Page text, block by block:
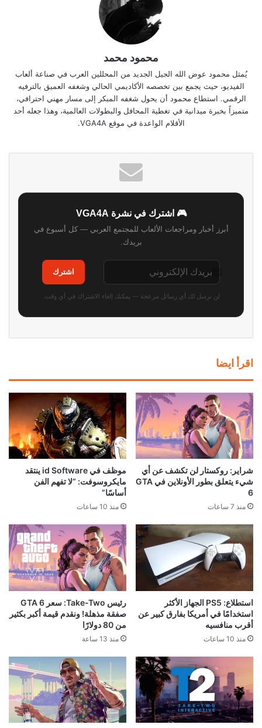
محمود محمد
يُمثل محمود عوض الله الجيل الجديد من المحللين العرب في صناعة ألعاب
الفيديو، حيث يجمع بين تخصصه الأكاديمي الحالي وشغفه العميق بالترفيه
الرقمي. استطاع محمود أن يحول شغفه المبكر إلى مسار مهني احترافي،
متميزاً بخبرة ميدانية في تغطية المحافل والبطولات العالمية، وهذا جعله أحد
الأقلام الواعدة في موقع VGA4A.
🎮 اشترك في نشرة VGA4A
أبرز أخبار ومراجعات الألعاب للمجتمع العربي — كل أسبوع في
بريدك.
اشترك
لن نرسل لك أي رسائل مزعجة — يمكنك إلغاء الاشتراك في أي وقت.
اقرأ ايضا
شراير: روكستار لن تكشف عن أي
شيء يتعلق بطور الأونلاين في GTA
6
منذ 7 ساعات
موظف في id Software ينتقد
مايكروسوفت: “لا تفهم الفن
أساسًا”
منذ 10 ساعات
استطلاع: PS5 الجهاز الأكثر
استخدامًا في أمريكا بفارق كبير عن
أقرب منافسيه
منذ 10 ساعات
رئيس Take-Two: سعر GTA 6
صفقة مذهلة! ونقدم قيمة أكبر بكثير
من 80 دولارًا
منذ 13 ساعة